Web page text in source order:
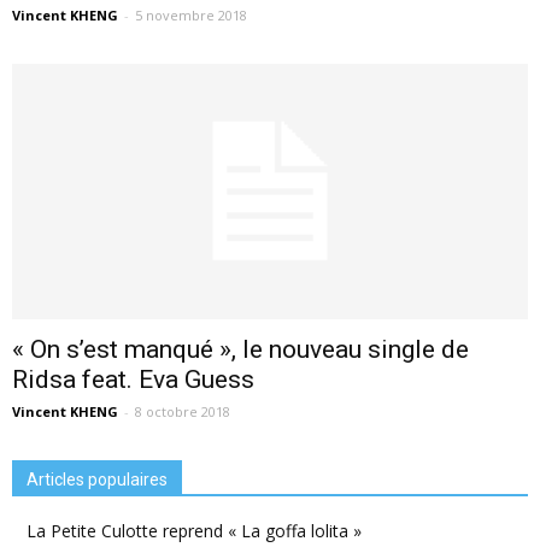
Vincent KHENG - 5 novembre 2018
« On s’est manqué », le nouveau single de
Ridsa feat. Eva Guess
Vincent KHENG - 8 octobre 2018
Articles populaires
La Petite Culotte reprend « La goffa lolita »